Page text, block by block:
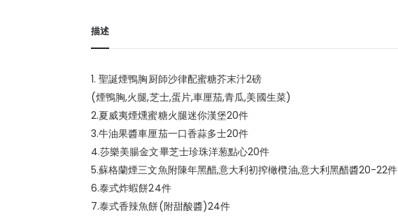
描述
1. 聖誕煙鴨胸厨師沙律配蜜糖芥末汁2磅
(煙鴨胸,火腿,芝士,蛋片,車厘茄,青瓜,美國生菜)
2.夏威夷煙燻蜜糖火腿迷你漢堡20件
3.牛油果醬車厘茄一口香蒜多士20件
4.莎樂美腸金文畢芝士珍珠洋葱點心20件
5.蘇格蘭煙三文魚附陳年黑醋,意大利初搾橄欖油,意大利黑醋醬20-22件
6.泰式炸蝦餅24件
7.泰式香辣魚餅(附甜酸醬)24件